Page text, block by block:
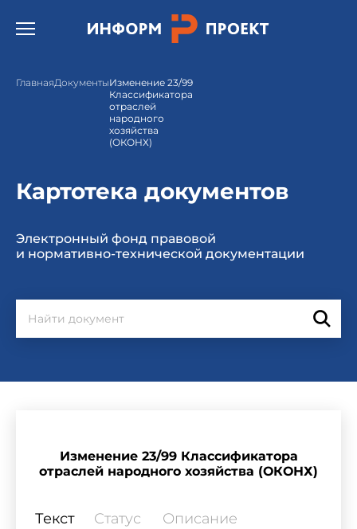
Открыть бургер меню.
ГлавнаяДокументыИзменение 23/99
Классификатора
отраслей
народного
хозяйства
(ОКОНХ)
Картотека документов
Электронный фонд правовой
и нормативно-технической документации
Изменение 23/99 Классификатора
отраслей народного хозяйства (ОКОНХ)
Текст Статус Описание